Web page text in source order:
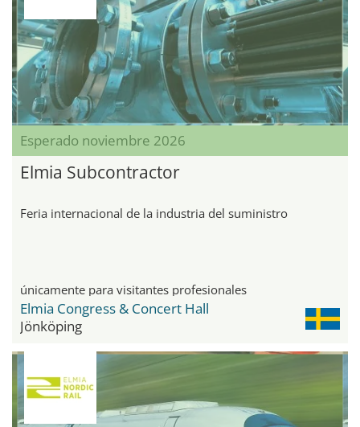
Esperado noviembre 2026
Elmia Subcontractor
Feria internacional de la industria del suministro
únicamente para visitantes profesionales
Elmia Congress & Concert Hall
Jönköping